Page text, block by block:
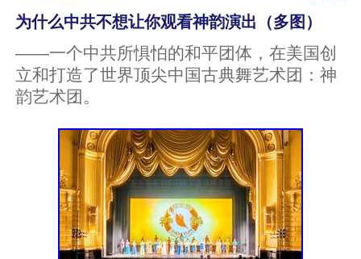
为什么中共不想让你观看神韵演出（多图）
——一个中共所惧怕的和平团体，在美国创
立和打造了世界顶尖中国古典舞艺术团：神
韵艺术团。